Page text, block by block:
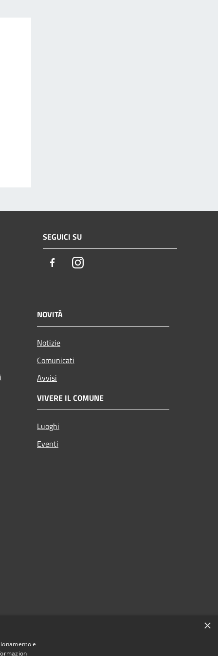
SEGUICI SU
FacebookInstagram
NOVITÀ
Notizie
Comunicati
Avvisi
VIVERE IL COMUNE
Luoghi
Eventi
×
e